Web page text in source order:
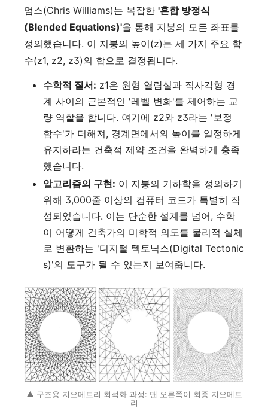
엄스(Chris Williams)는 복잡한 '혼합 방정식
(Blended Equations)'을 통해 지붕의 모든 좌표를
정의했습니다. 이 지붕의 높이(z)는 세 가지 주요 함
수(z1, z2, z3)의 합으로 결정됩니다.
수학적 질서: z1은 원형 열람실과 직사각형 경
계 사이의 근본적인 '레벨 변화'를 제어하는 교
량 역할을 합니다. 여기에 z2와 z3라는 '보정
함수'가 더해져, 경계면에서의 높이를 일정하게
유지하라는 건축적 제약 조건을 완벽하게 충족
했습니다.
알고리즘의 구현: 이 지붕의 기하학을 정의하기
위해 3,000줄 이상의 컴퓨터 코드가 특별히 작
성되었습니다. 이는 단순한 설계를 넘어, 수학
이 어떻게 건축가의 미학적 의도를 물리적 실체
로 변환하는 '디지털 텍토닉스(Digital Tectonic
s)'의 도구가 될 수 있는지 보여줍니다.
▲ 구조용 지오메트리 최적화 과정: 맨 오른쪽이 최종 지오메트
리